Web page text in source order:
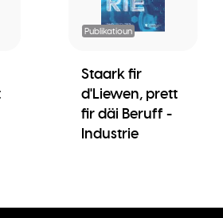
Publikatioun
Staark fir
d'Liewen, prett
fir däi Beruff -
Industrie